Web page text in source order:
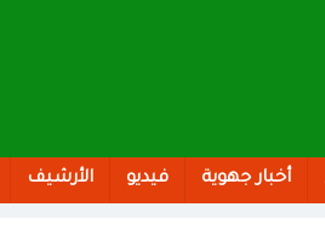
أخبار جهوية فيديو الأرشيف